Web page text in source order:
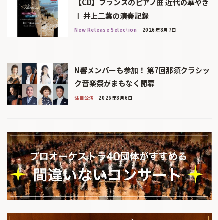
【CD】フランスのピアノ曲 近代の華やぎ
Ⅰ 井上二葉の演奏記録
New Release Selection 2026年8月7日
N響メンバーも参加！ 第7回那須クラシッ
ク音楽祭がまもなく開幕
注目公演 2026年8月6日